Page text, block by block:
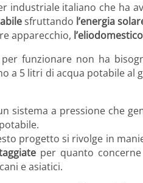
industriale italiano che ha
sfruttando l’energia
apparecchio, l’eliodomestico
per funzionare non ha
a 5 litri di acqua potabile al
sistema a pressione che
progetto si rivolge in
per quanto
e asiatici.